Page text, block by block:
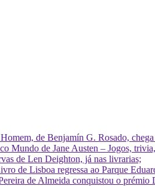
de Benjamín G. Rosado,
Mundo de Jane Austen – Jogos,
de Len Deighton, já nas livrarias;
de Lisboa regressa ao Parque
de Almeida conquistou o